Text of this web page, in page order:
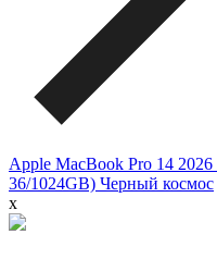
Apple MacBook Pro 14
36/1024GB) Черный космос
x